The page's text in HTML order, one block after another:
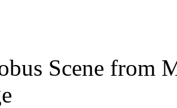
Scene from